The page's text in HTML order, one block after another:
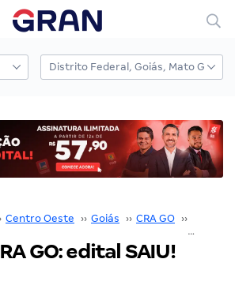
Centro Oeste ›› Goiás ›› CRA GO ››
GO: edital SAIU!